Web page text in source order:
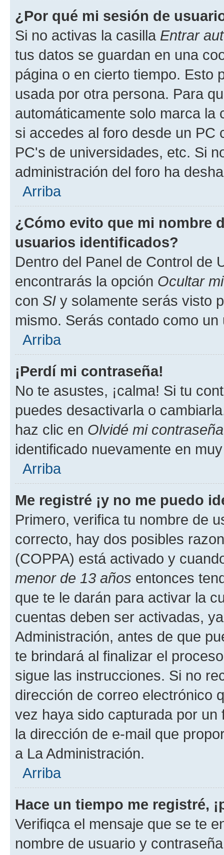
¿Por qué mi sesión de
Si no activas la casilla Entrar
tus datos se guardan en una
página o en cierto tiempo. Esto
usada por otra persona. Para
automáticamente solo marca la
si accedes al foro desde un PC
PC's de universidades, etc. Si
administración del foro ha
Arriba
¿Cómo evito que mi nombre
usuarios identificados?
Dentro del Panel de Control de
encontrarás la opción Ocultar
con SI y solamente serás visto
mismo. Serás contado como un
Arriba
¡Perdí mi contraseña!
No te asustes, ¡calma! Si tu
puedes desactivarla o
haz clic en Olvidé mi contraseña
identificado nuevamente en
Arriba
Me registré ¡y no me puedo
Primero, verifica tu nombre de
correcto, hay dos posibles
(COPPA) está activado y
menor de 13 años entonces
que te le darán para activar la
cuentas deben ser activadas,
Administración, antes de que
te brindará al finalizar el
sigue las instrucciones. Si no
dirección de correo electrónico
vez haya sido capturada por
la dirección de e-mail que
a La Administración.
Arriba
Hace un tiempo me registré,
Verifiqca el mensaje que se te
nombre de usuario y